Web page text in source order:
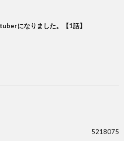
になりました。【1話】
5218075